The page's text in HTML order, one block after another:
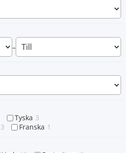
–
Tyska 3
3 Franska 1